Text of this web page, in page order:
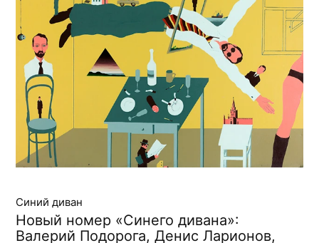
Синий диван
Новый номер «Синего дивана»:
Валерий Подорога, Денис Ларионов,